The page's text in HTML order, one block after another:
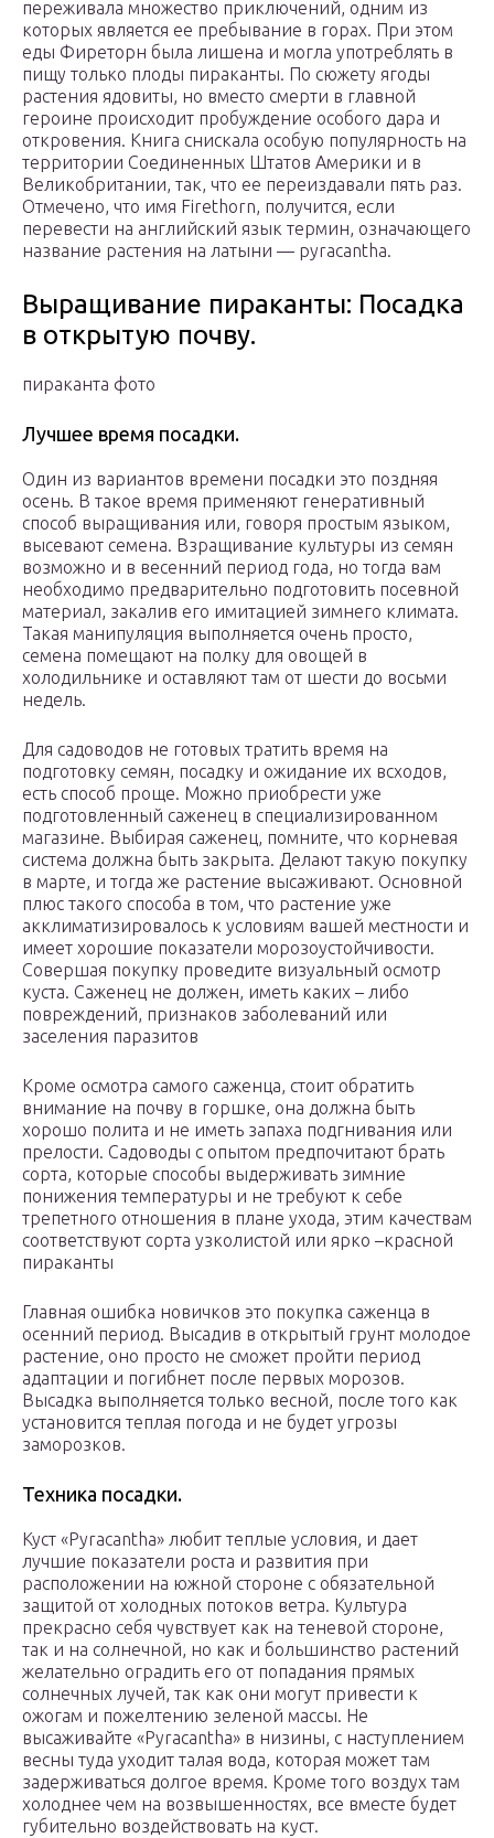
переживала множество приключений, одним из
которых является ее пребывание в горах. При этом
еды Фиреторн была лишена и могла употреблять в
пищу только плоды пираканты. По сюжету ягоды
растения ядовиты, но вместо смерти в главной
героине происходит пробуждение особого дара и
откровения. Книга снискала особую популярность на
территории Соединенных Штатов Америки и в
Великобритании, так, что ее переиздавали пять раз.
Отмечено, что имя Firethorn, получится, если
перевести на английский язык термин, означающего
название растения на латыни — pyracantha.
Выращивание пираканты: Посадка
в открытую почву.
пираканта фото
Лучшее время посадки.
Один из вариантов времени посадки это поздняя
осень. В такое время применяют генеративный
способ выращивания или, говоря простым языком,
высевают семена. Взращивание культуры из семян
возможно и в весенний период года, но тогда вам
необходимо предварительно подготовить посевной
материал, закалив его имитацией зимнего климата.
Такая манипуляция выполняется очень просто,
семена помещают на полку для овощей в
холодильнике и оставляют там от шести до восьми
недель.
Для садоводов не готовых тратить время на
подготовку семян, посадку и ожидание их всходов,
есть способ проще. Можно приобрести уже
подготовленный саженец в специализированном
магазине. Выбирая саженец, помните, что корневая
система должна быть закрыта. Делают такую покупку
в марте, и тогда же растение высаживают. Основной
плюс такого способа в том, что растение уже
акклиматизировалось к условиям вашей местности и
имеет хорошие показатели морозоустойчивости.
Совершая покупку проведите визуальный осмотр
куста. Саженец не должен, иметь каких – либо
повреждений, признаков заболеваний или
заселения паразитов
Кроме осмотра самого саженца, стоит обратить
внимание на почву в горшке, она должна быть
хорошо полита и не иметь запаха подгнивания или
прелости. Садоводы с опытом предпочитают брать
сорта, которые способы выдерживать зимние
понижения температуры и не требуют к себе
трепетного отношения в плане ухода, этим качествам
соответствуют сорта узколистой или ярко –красной
пираканты
Главная ошибка новичков это покупка саженца в
осенний период. Высадив в открытый грунт молодое
растение, оно просто не сможет пройти период
адаптации и погибнет после первых морозов.
Высадка выполняется только весной, после того как
установится теплая погода и не будет угрозы
заморозков.
Техника посадки.
Куст «Pyracantha» любит теплые условия, и дает
лучшие показатели роста и развития при
расположении на южной стороне с обязательной
защитой от холодных потоков ветра. Культура
прекрасно себя чувствует как на теневой стороне,
так и на солнечной, но как и большинство растений
желательно оградить его от попадания прямых
солнечных лучей, так как они могут привести к
ожогам и пожелтению зеленой массы. Не
высаживайте «Pyracantha» в низины, с наступлением
весны туда уходит талая вода, которая может там
задерживаться долгое время. Кроме того воздух там
холоднее чем на возвышенностях, все вместе будет
губительно воздействовать на куст.